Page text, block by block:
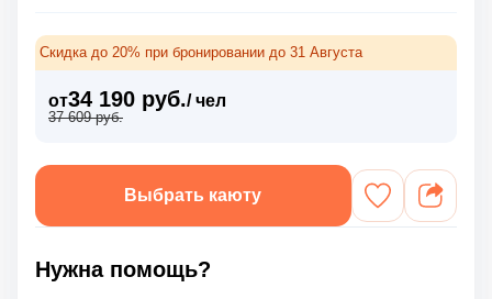
Скидка до 20% при бронировании до 31 Августа
от34 190 руб./ чел
37 609 руб.
Выбрать каюту
Нужна помощь?